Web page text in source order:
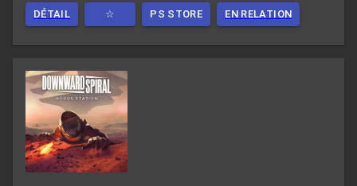
DÉTAIL ☆ PS STORE EN RELATION